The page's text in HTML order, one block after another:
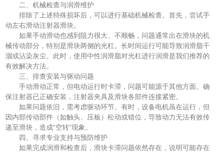
二、机械检查与润滑维护
排除了上述特殊损坏后，可以进行基础机械检查。首先，尝试手
动左右滑动注射器滑块。
如果手动滑动也感到阻力很大、不顺畅，问题通常出在滑块的机
械传动部分，特别是滑块两侧的光杠。长时间运行可能导致润滑脂干
涸或沾染灰尘。此时，使用中性润滑脂对光杠进行润滑是我们推荐的
有效解决方法。
三、排查安装与驱动问题
手动滑动正常，但电动运行时卡滞，问题可能源于其他方面。确
保注射器已正确安装，注射器夹具及滑块各部件连接紧密。
如果问题依旧，需考虑驱动环节。有时，设备电机虽在运行，但
因内部传动部件（如触头、压板）松动或错位，导致动力无法有效传
递至滑块，造成“空转”现象。
四、寻求专业支持与预防维护
如果完成润滑和检查后，滑块卡滞问题依然存在，说明可能存在